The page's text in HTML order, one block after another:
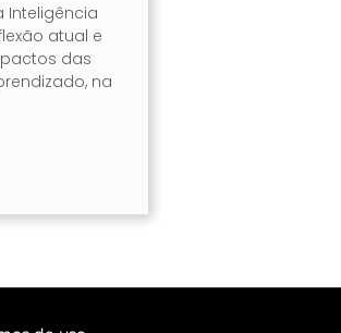
Inteligência
atual e
das
na